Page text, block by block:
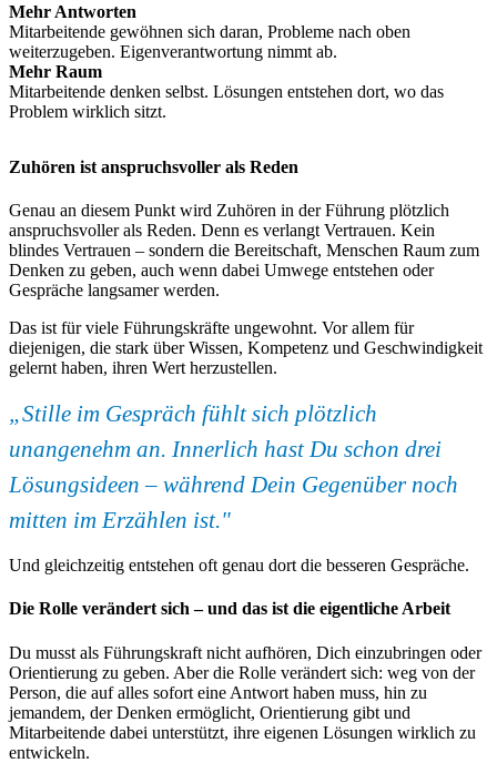
Mehr Antworten
Mitarbeitende gewöhnen sich daran, Probleme nach oben
weiterzugeben. Eigenverantwortung nimmt ab.
Mehr Raum
Mitarbeitende denken selbst. Lösungen entstehen dort, wo das
Problem wirklich sitzt.
Zuhören ist anspruchsvoller als Reden
Genau an diesem Punkt wird Zuhören in der Führung plötzlich
anspruchsvoller als Reden. Denn es verlangt Vertrauen. Kein
blindes Vertrauen – sondern die Bereitschaft, Menschen Raum zum
Denken zu geben, auch wenn dabei Umwege entstehen oder
Gespräche langsamer werden.
Das ist für viele Führungskräfte ungewohnt. Vor allem für
diejenigen, die stark über Wissen, Kompetenz und Geschwindigkeit
gelernt haben, ihren Wert herzustellen.
„Stille im Gespräch fühlt sich plötzlich
unangenehm an. Innerlich hast Du schon drei
Lösungsideen – während Dein Gegenüber noch
mitten im Erzählen ist."
Und gleichzeitig entstehen oft genau dort die besseren Gespräche.
Die Rolle verändert sich – und das ist die eigentliche Arbeit
Du musst als Führungskraft nicht aufhören, Dich einzubringen oder
Orientierung zu geben. Aber die Rolle verändert sich: weg von der
Person, die auf alles sofort eine Antwort haben muss, hin zu
jemandem, der Denken ermöglicht, Orientierung gibt und
Mitarbeitende dabei unterstützt, ihre eigenen Lösungen wirklich zu
entwickeln.